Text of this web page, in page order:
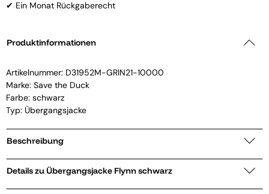
✔ Ein Monat Rückgaberecht
Produktinformationen
Artikelnummer: D31952M-GRIN21-10000
Marke: Save the Duck
Farbe: schwarz
Typ: Übergangsjacke
Beschreibung
Details zu Übergangsjacke Flynn schwarz